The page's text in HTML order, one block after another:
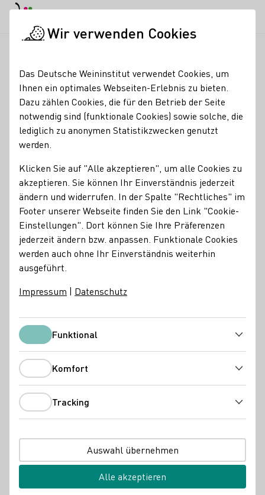
Saskia Teucke
bereichert
Wirtschaftsforum in
24.06.22
Die Deutsche Weinprinzessin Saskia Teucke eröffnete beim
16. Deutsch-Italienischen Wirtschaftsforum in Mailand die
"Golden Hour" mit Weinen aus den Rheinland-Pfälzischen
Anbaugebieten und hielt eine Ansprache auf Englisch und
Italiensch.
Die Deutsche Weinprinzessin Saskia Teucke hielt beim 16. Deutsch-
Italienischen Wirtschaftsforum in Mailand eine Ansprache auf
Englisch und Italiensch.
Wir verwenden Cookies
Das Deutsche Weininstitut verwendet Cookies, um
Ihnen ein optimales Webseiten-Erlebnis zu bieten.
Dazu zählen Cookies, die für den Betrieb der Seite
notwendig sind (funktionale Cookies) sowie solche, die
lediglich zu anonymen Statistikzwecken genutzt
werden.
Klicken Sie auf "Alle akzeptieren", um alle Cookies zu
akzeptieren. Sie können Ihr Einverständnis jederzeit
ändern und widerrufen. In der Spalte "Rechtliches" im
Footer unserer Webseite finden Sie den Link "Cookie-
Einstellungen". Dort können Sie Ihre Präferenzen
jederzeit ändern bzw. anpassen. Funktionale Cookies
werden auch ohne Ihr Einverständnis weiterhin
ausgeführt.
Impressum | Datenschutz
FunktionalFunktional
Komfort
Tracking
Auswahl übernehmen
Alle akzeptieren